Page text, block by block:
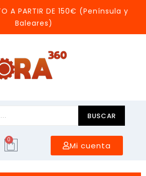
A PARTIR DE 150€ (Península y
Baleares)
BUSCAR
0
Mi cuenta